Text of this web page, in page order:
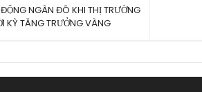
NGÀN ĐÔ KHI THỊ TRƯỜNG
KỲ TĂNG TRƯỞNG VÀNG